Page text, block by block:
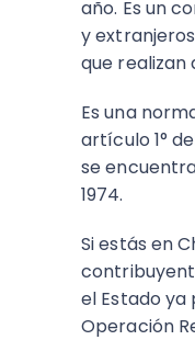
año. Es un
y
que realizan
Es una
artículo 1°
se
1974.
Si estás en
el Estado ya
Operación